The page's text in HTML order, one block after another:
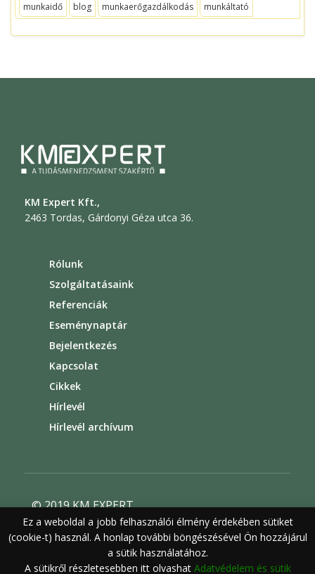
munkaidő blog munkaerőgazdálkodás munkáltató
KM Expert Kft.,
2463 Tordas, Gárdonyi Géza utca 36.
Rólunk
Szolgáltatásaink
Referenciák
Eseménynaptár
Bejelentkezés
Kapcsolat
Cikkek
Hírlevél
Hírlevél archívum
© 2019 KM EXPERT
Általános szerződési feltételek
Felhasználási feltételek
Adatvédelem
Ez a weboldal a jobb felhasználói élmény érdekében sütiket
(cookie-t) használ. A honlap további böngészésével Ön hozzájárul
a sütik használatához.
A sütikről részletesebben itt olvashat Adatvédelem és sütik